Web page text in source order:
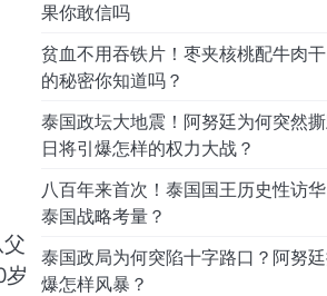
果你敢信吗
贫血不用吞铁片！枣夹核桃配牛肉
的秘密你知道吗？
泰国政坛大地震！阿努廷为何突然
日将引爆怎样的权力大战？
八百年来首次！泰国国王历史性访
泰国战略考量？
泰国政局为何突陷十字路口？阿努
爆怎样风暴？